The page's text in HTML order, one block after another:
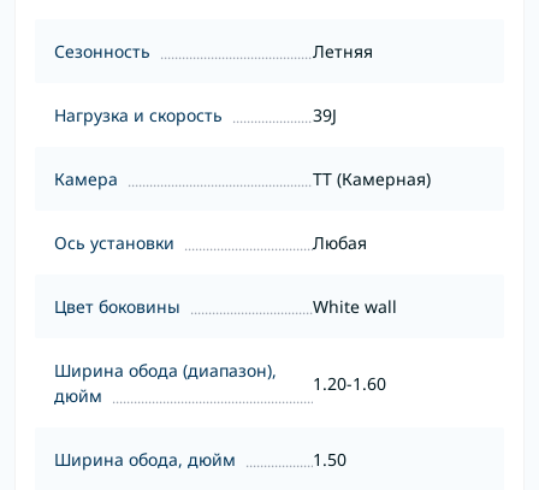
Сезонность Летняя
Нагрузка и скорость 39J
Камера TT (Камерная)
Ось установки Любая
Цвет боковины White wall
Ширина обода (диапазон),
дюйм
1.20-1.60
Ширина обода, дюйм 1.50